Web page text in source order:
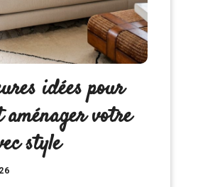
idées pour
aménager votre
style